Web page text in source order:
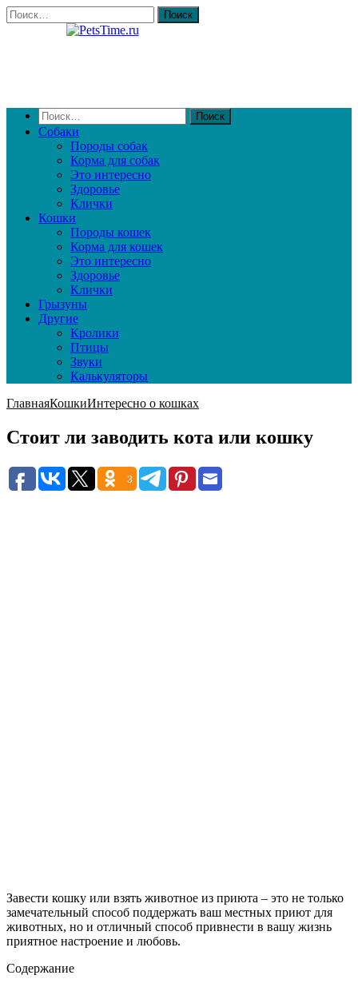
Собаки
Породы собак
Корма для собак
Это интересно
Здоровье
Клички
Кошки
Породы кошек
Корма для кошек
Это интересно
Здоровье
Клички
Грызуны
Другие
Кролики
Птицы
Звуки
Калькуляторы
ГлавнаяКошкиИнтересно о кошках
Стоит ли заводить кота или кошку
3
Завести кошку или взять животное из приюта – это не только
замечательный способ поддержать ваш местных приют для
животных, но и отличный способ привнести в вашу жизнь
приятное настроение и любовь.
Содержание